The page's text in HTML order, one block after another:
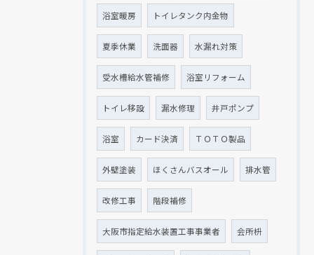
浴室暖房 トイレタンク内金物
夏季休業 洗面器 水漏れ対策
受水槽給水管補修 浴室リフォーム
トイレ移設 漏水修理 井戸ポンプ
浴室 カード決済 ＴＯＴＯ製品
外壁塗装 ほくさんバスオール 排水管
改修工事 階段補修
大阪市指定給水装置工事事業者 会所枡